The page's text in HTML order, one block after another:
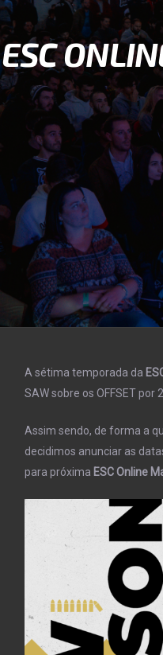
ESC
A sétima temporada da
SAW sobre os OFFSET por
Assim sendo, de forma a
decidimos anunciar as
para próxima ESC Online